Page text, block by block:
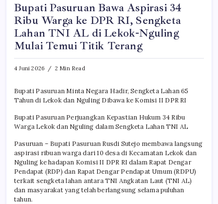
Bupati Pasuruan Bawa Aspirasi 34
Ribu Warga ke DPR RI, Sengketa
Lahan TNI AL di Lekok-Nguling
Mulai Temui Titik Terang
4 Juni 2026 2 Min Read
Bupati Pasuruan Minta Negara Hadir, Sengketa Lahan 65
Tahun di Lekok dan Nguling Dibawa ke Komisi II DPR RI
Bupati Pasuruan Perjuangkan Kepastian Hukum 34 Ribu
Warga Lekok dan Nguling dalam Sengketa Lahan TNI AL
Pasuruan – Bupati Pasuruan Rusdi Sutejo membawa langsung
aspirasi ribuan warga dari 10 desa di Kecamatan Lekok dan
Nguling ke hadapan Komisi II DPR RI dalam Rapat Dengar
Pendapat (RDP) dan Rapat Dengar Pendapat Umum (RDPU)
terkait sengketa lahan antara TNI Angkatan Laut (TNI AL)
dan masyarakat yang telah berlangsung selama puluhan
tahun.